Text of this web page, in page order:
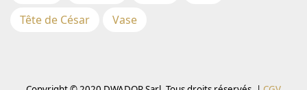
Tête de César
Vase